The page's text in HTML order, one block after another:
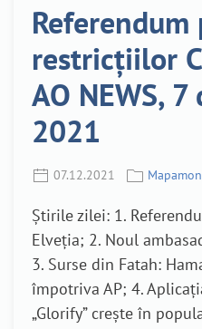
Referendum
restricțiilor
AO NEWS,
2021
07.12.2021
Știrile zilei: 1.
Elveția; 2. Noul
3. Surse din Fatah:
împotriva AP; 4.
„Glorify” crește în